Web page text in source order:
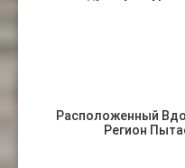
Расположенный
Регион